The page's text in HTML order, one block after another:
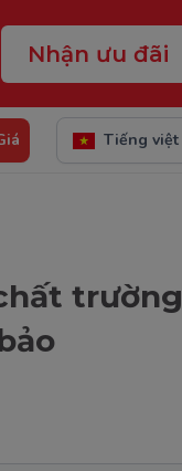
Nhận ưu đãi
Tiếng việt
trường